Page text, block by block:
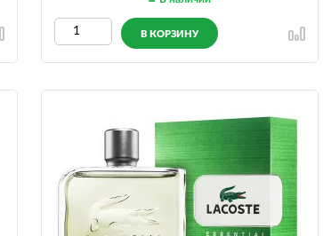
В КОРЗИНУ